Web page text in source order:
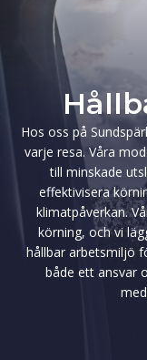
Hos oss på
varje resa. Våra
till minskade
effektivisera
klimatpåverkan.
körning, och vi
hållbar arbetsmiljö
både ett ansvar